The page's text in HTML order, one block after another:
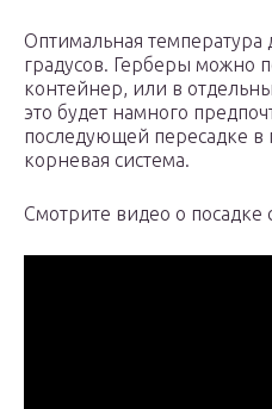
Оптимальная температура
градусов. Герберы можно
контейнер, или в
это будет намного
последующей пересадке в
корневая система.
Смотрите видео о посадке